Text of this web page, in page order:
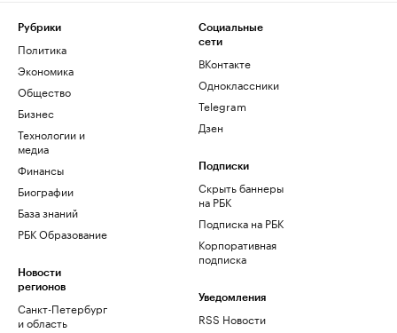
Рубрики
Политика
Экономика
Общество
Бизнес
Технологии и
медиа
Финансы
Биографии
База знаний
РБК Образование
Новости
регионов
Санкт-Петербург
и область
Социальные
сети
ВКонтакте
Одноклассники
Telegram
Дзен
Подписки
Скрыть баннеры
на РБК
Подписка на РБК
Корпоративная
подписка
Уведомления
RSS Новости